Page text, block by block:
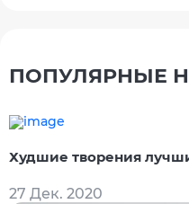
ПОПУЛЯРНЫЕ
Худшие творения
27 Дек. 2020